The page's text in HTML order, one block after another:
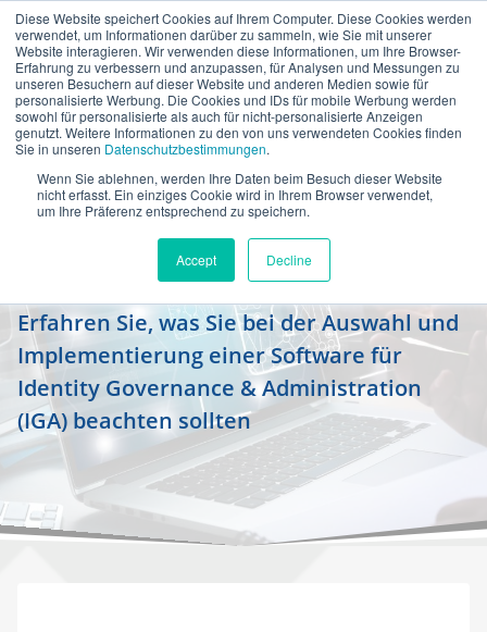
Diese Website speichert Cookies auf Ihrem Computer. Diese Cookies werden
verwendet, um Informationen darüber zu sammeln, wie Sie mit unserer
Website interagieren. Wir verwenden diese Informationen, um Ihre Browser-
Erfahrung zu verbessern und anzupassen, für Analysen und Messungen zu
unseren Besuchern auf dieser Website und anderen Medien sowie für
personalisierte Werbung. Die Cookies und IDs für mobile Werbung werden
sowohl für personalisierte als auch für nicht-personalisierte Anzeigen
genutzt. Weitere Informationen zu den von uns verwendeten Cookies finden
Sie in unseren Datenschutzbestimmungen.
Wenn Sie ablehnen, werden Ihre Daten beim Besuch dieser Website
nicht erfasst. Ein einziges Cookie wird in Ihrem Browser verwendet,
um Ihre Präferenz entsprechend zu speichern.
Accept Decline
In 3 Schritten zur perfekten
Lösung: Vorgehen bei der
Einführung eines IGA-Systems
Erfahren Sie, was Sie bei der Auswahl und
Implementierung einer Software für
Identity Governance & Administration
(IGA) beachten sollten